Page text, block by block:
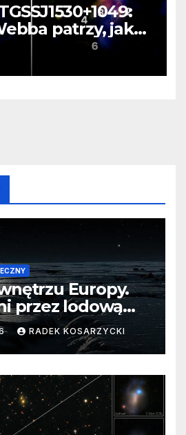
patrzy, jak
i
czarna dziura
Europy.
przez lodową
RADEK KOSARZYCKI